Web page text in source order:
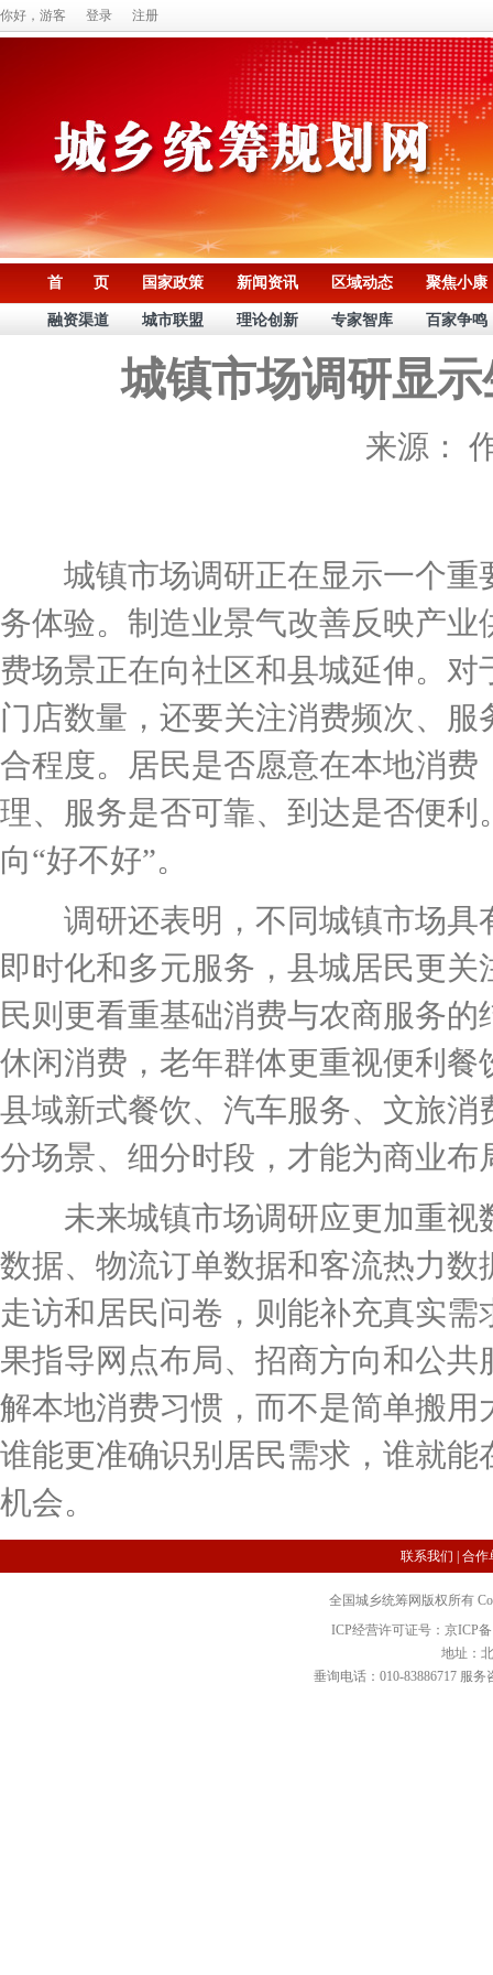
你好，游客 登录 注册
首 页 国家政策 新闻资讯 区域动态 聚焦小康
融资渠道 城市联盟 理论创新 专家智库 百家争鸣
城镇市场调研显
来源：
城镇市场调研正在显示一个重
务体验。制造业景气改善反映产
费场景正在向社区和县城延伸。
门店数量，还要关注消费频次、
合程度。居民是否愿意在本地消
理、服务是否可靠、到达是否便
向“好不好”。
调研还表明，不同城镇市场具
即时化和多元服务，县城居民更
民则更看重基础消费与农商服务
休闲消费，老年群体更重视便利
县域新式餐饮、汽车服务、文旅
分场景、细分时段，才能为商业
未来城镇市场调研应更加重视
数据、物流订单数据和客流热力
走访和居民问卷，则能补充真实
果指导网点布局、招商方向和公
解本地消费习惯，而不是简单搬
谁能更准确识别居民需求，谁就
机会。
联系我们 合作
全国城乡统筹网版权所有
ICP经营许可证号：京ICP备
地址：
垂询电话：010-83886717 服务